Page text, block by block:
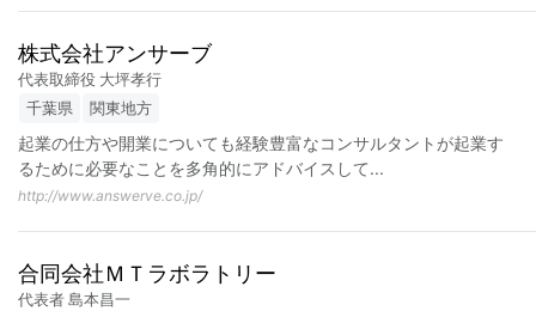
株式会社アンサーブ
代表取締役 大坪孝行
千葉県
関東地方
起業の仕方や開業についても経験豊富なコンサルタントが起業す
るために必要なことを多角的にアドバイスして...
http://www.answerve.co.jp/
合同会社ＭＴラボラトリー
代表者 島本昌一